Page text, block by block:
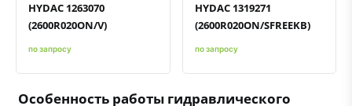
HYDAC 1263070
(2600R020ON/V)
по запросу
HYDAC 1319271
(2600R020ON/SFREEKB)
по запросу
Особенность работы гидравлического